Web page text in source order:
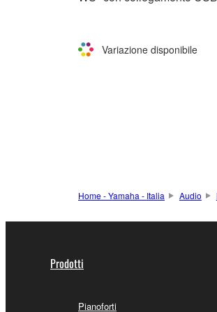
Variazione disponibile
Home - Yamaha - Italia Audio
Prodotti
Pianoforti